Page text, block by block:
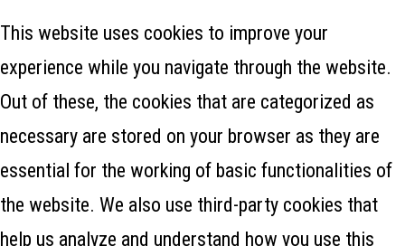
This website uses cookies to improve your
experience while you navigate through the website.
Out of these, the cookies that are categorized as
necessary are stored on your browser as they are
essential for the working of basic functionalities of
the website. We also use third-party cookies that
help us analyze and understand how you use this